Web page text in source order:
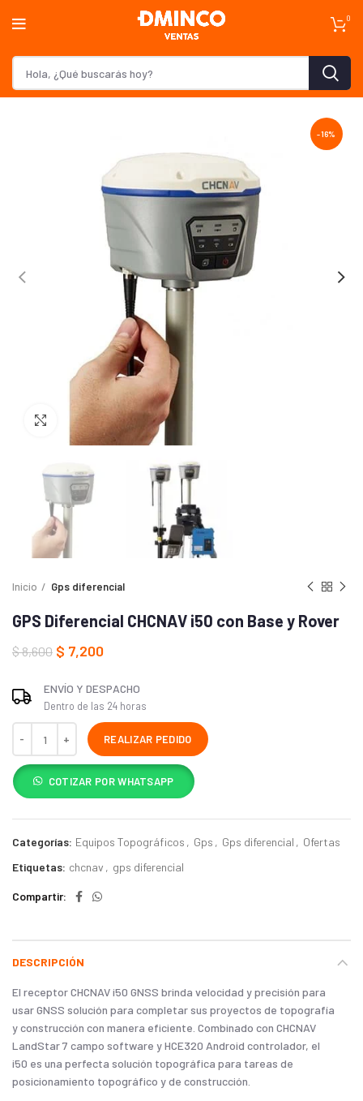
0
-16%
Haga Click para agrandar
Inicio Gps diferencial
GPS Diferencial CHCNAV i50 con Base y Rover
$8,600 $ 7,200
ENVÍO Y DESPACHO
Dentro de las 24 horas
REALIZAR PEDIDO
COTIZAR POR WHATSAPP
Categorías: Equipos Topográficos , Gps , Gps diferencial , Ofertas
Etiquetas: chcnav , gps diferencial
Compartir
DESCRIPCIÓN
El receptor CHCNAV i50 GNSS brinda velocidad y precisión para
usar GNSS solución para completar sus proyectos de topografía
y construcción con manera eficiente. Combinado con CHCNAV
LandStar 7 campo software y HCE320 Android controlador, el
i50 es una perfecta solución topográfica para tareas de
posicionamiento topográfico y de construcción.